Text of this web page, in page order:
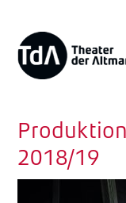
2018/19